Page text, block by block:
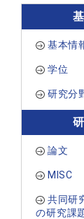
基本情
学位
研究分
論文
MISC
共同研
の研究課